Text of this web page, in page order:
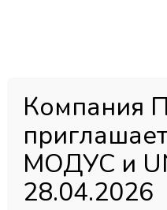
Главная страница Магазин»
Ножки опорные»Ножка
разборная h-150мм,
Компания
МОДУС и
28.04.2026